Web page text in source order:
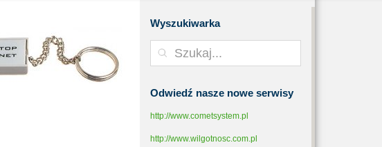
Wyszukiwarka
Odwiedź nasze nowe serwisy
http://www.cometsystem.pl
http://www.wilgotnosc.com.pl